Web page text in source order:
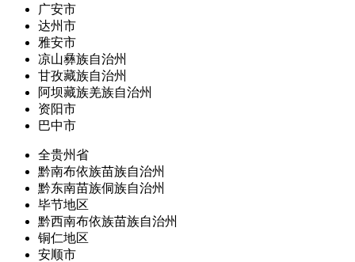
广安市
达州市
雅安市
凉山彝族自治州
甘孜藏族自治州
阿坝藏族羌族自治州
资阳市
巴中市
全贵州省
黔南布依族苗族自治州
黔东南苗族侗族自治州
毕节地区
黔西南布依族苗族自治州
铜仁地区
安顺市